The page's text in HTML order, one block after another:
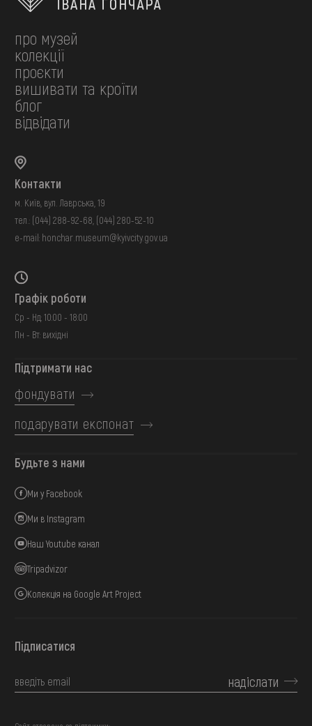
про музей
колекції
проєкти
вишивати та кроїти
блог
відвідати
Контакти
м. Київ, вул. Лаврська, 19
тел.: (044) 288-92-68 (044) 280-52-10
e-mail: honchar.museum@kyivcity.gov.ua
Графік роботи
Ср - Нд: 10:00 - 18:00
Пн - Вт: вихідні
Підтримати нас
фондувати
подарувати експонат
Будьте з нами
Ми у Facebook
Ми в Instagram
Наш Youtube канал
Tripadvizor
Колекція на Google Art Project
Підписатися
надіслати